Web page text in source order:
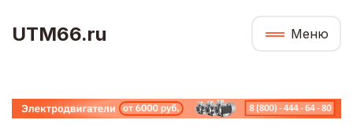
UTM66.ru Меню